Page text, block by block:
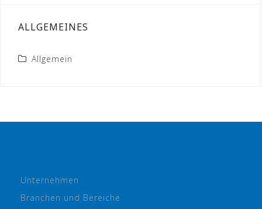
ALLGEMEINES
Allgemein
Unternehmen
Branchen und Bereiche